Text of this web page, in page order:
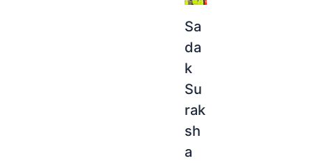
Sa
da
k
Su
rak
sh
a